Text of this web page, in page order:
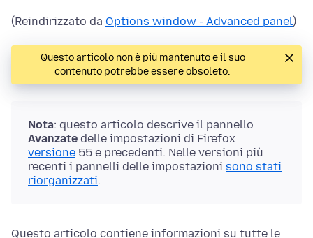
(Reindirizzato da Options window - Advanced panel)
Questo articolo non è più mantenuto e il suo
contenuto potrebbe essere obsoleto.
Nota: questo articolo descrive il pannello
Avanzate delle impostazioni di Firefox
versione 55 e precedenti. Nelle versioni più
recenti i pannelli delle impostazioni sono stati
riorganizzati.
Questo articolo contiene informazioni su tutte le